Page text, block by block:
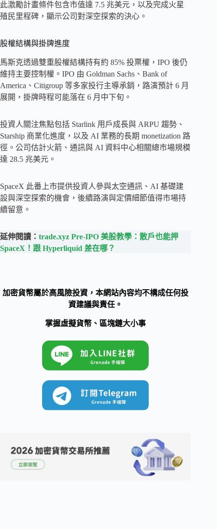
此激勵計畫條件包含市值達 7.5 兆美元，以及完成火星
殖民里程碑，顯示公司對深空探索的決心。
股權結構與掛牌進度
馬斯克透過雙重股權結構持有約 85% 投票權，IPO 後仍
維持主要控制權。IPO 由 Goldman Sachs、Bank of
America、Citigroup 等多家投行主導承銷，路演預計 6 月
展開，掛牌時程可能落在 6 月中下旬。
投資人關注焦點包括 Starlink 用戶成長與 ARPU 趨勢、
Starship 商業化進度，以及 AI 業務的長期 monetization 路
徑。公司估計火箭、通訊與 AI 資料中心相關總市場規模
達 28.5 兆美元。
SpaceX 此番上市提供投資人參與太空通訊、AI 基礎建
設與深空探索的機會，後續路演與定價細節值得市場持
續留意。
延伸閱讀： trade.xyz Pre-IPO 美股教學：散戶也能押
SpaceX！跟 Hyperliquid 差在哪？
加密貨幣屬於高風險投資，本網站內容均不構成任何投
資建議與責任。
掌握虛擬貨幣、區塊鏈大小事